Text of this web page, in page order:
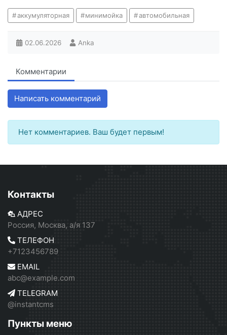
аккумуляторная минимойка автомобильная
02.06.2026 Anka
Комментарии
Написать комментарий
Нет комментариев. Ваш будет первым!
Контакты
АДРЕС
Россия, Москва, а/я 137
ТЕЛЕФОН
+7123456789
EMAIL
abc@example.com
TELEGRAM
@instantcms
Пункты меню